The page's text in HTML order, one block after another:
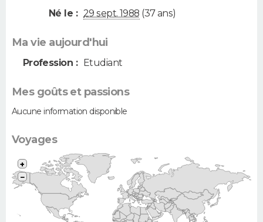
Né le : 29 sept. 1988 (37 ans)
Ma vie aujourd'hui
Profession : Etudiant
Mes goûts et passions
Aucune information disponible
Voyages
+
−